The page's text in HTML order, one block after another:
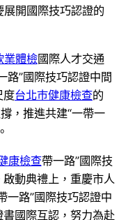
開國際技巧認證的
業體檢國際人才交通
路”國際技巧認證中間
度台北巿健康檢查的
，推進共建“一帶一
康檢查帶一路”國際技
動典禮上，重慶市人
一路”國際技巧認證中
國際互認，努力為赴